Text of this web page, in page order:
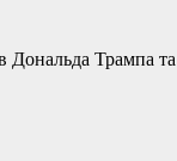
Трампа